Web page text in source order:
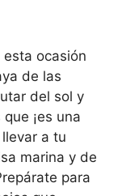
esta ocasión
de las
del sol y
¡es una
a tu
marina y de
para